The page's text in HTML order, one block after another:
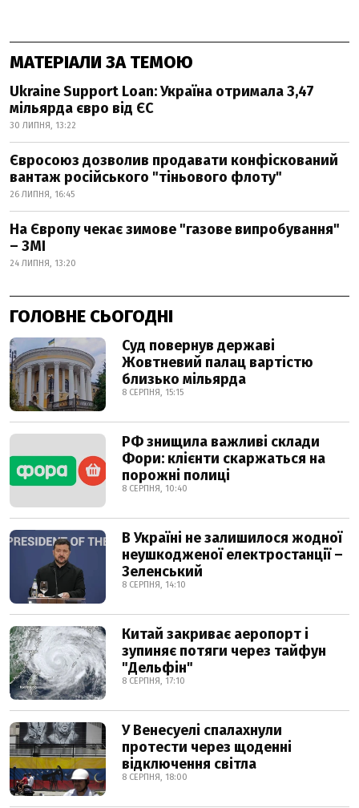
МАТЕРІАЛИ ЗА ТЕМОЮ
Ukraine Support Loan: Україна отримала 3,47
мільярда євро від ЄС
30 ЛИПНЯ, 13:22
Євросоюз дозволив продавати конфіскований
вантаж російського "тіньового флоту"
26 ЛИПНЯ, 16:45
На Європу чекає зимове "газове випробування"
– ЗМІ
24 ЛИПНЯ, 13:20
ГОЛОВНЕ СЬОГОДНІ
Суд повернув державі
Жовтневий палац вартістю
близько мільярда
8 СЕРПНЯ, 15:15
РФ знищила важливі склади
Фори: клієнти скаржаться на
порожні полиці
8 СЕРПНЯ, 10:40
В Україні не залишилося жодної
неушкодженої електростанції –
Зеленський
8 СЕРПНЯ, 14:10
Китай закриває аеропорт і
зупиняє потяги через тайфун
"Дельфін"
8 СЕРПНЯ, 17:10
У Венесуелі спалахнули
протести через щоденні
відключення світла
8 СЕРПНЯ, 18:00